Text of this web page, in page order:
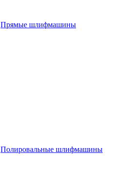
Прямые шлифмашины
Полировальные шлифмашины